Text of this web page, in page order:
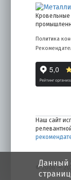
Политика
Наш сайт
© 2006 —
Данный